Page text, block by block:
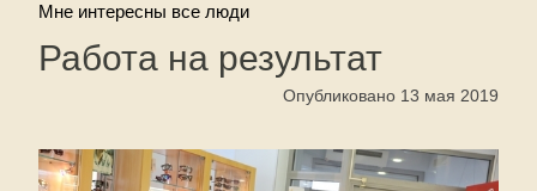
Мне интересны все люди
Работа на результат
Опубликовано 13 мая 2019